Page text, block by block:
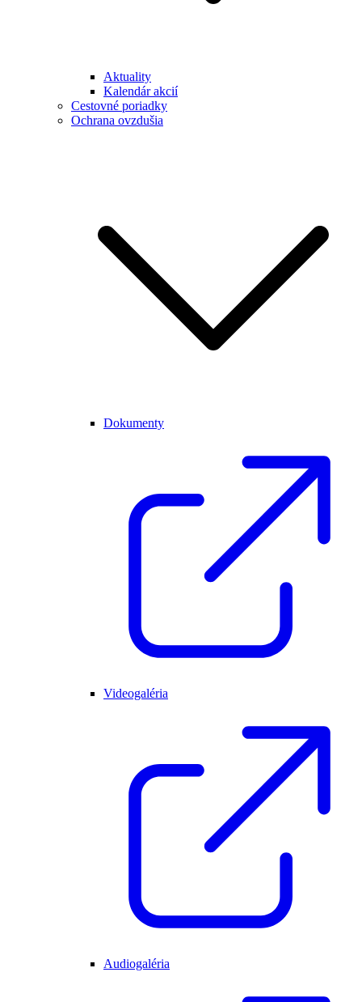
Aktuality
Kalendár akcií
Cestovné poriadky
Ochrana ovzdušia
Dokumenty
Videogaléria
Audiogaléria